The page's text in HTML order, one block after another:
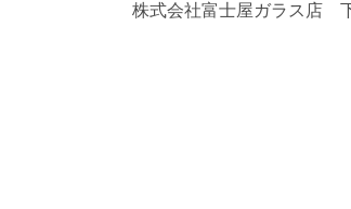
株式会社富士屋ガラス店